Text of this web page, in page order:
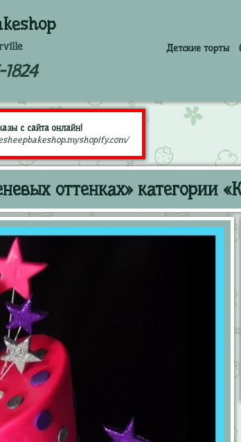
Детские торты
с сайта онлайн!
оттенках» категории